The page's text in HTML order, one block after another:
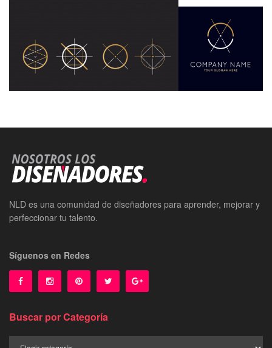
NLD es una comunidad de diseñadores para aprender, mejorar y
perfeccionar tu talento.
Síguenos en Redes
Buscar por Categoría